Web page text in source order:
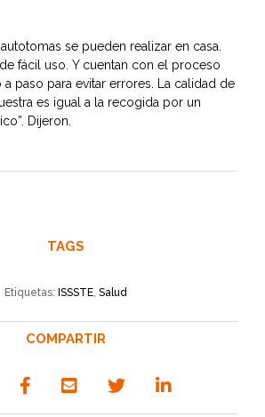
autotomas se pueden realizar en casa.
fácil uso. Y cuentan con el proceso
a paso para evitar errores. La calidad de
es igual a la recogida por un
Dijeron.
TAGS
Etiquetas: ISSSTE, Salud
COMPARTIR